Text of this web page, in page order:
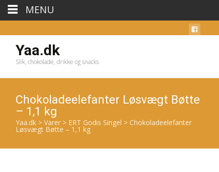
Yaa.dk
Slik, chokolade, drikke og snacks
Chokoladeelefanter Løsvægt Bøtte
– 1,1 kg
Yaa.dk > Varer > ERT Godis Singel > Chokoladeelefanter
Løsvægt Bøtte – 1,1 kg
MENU